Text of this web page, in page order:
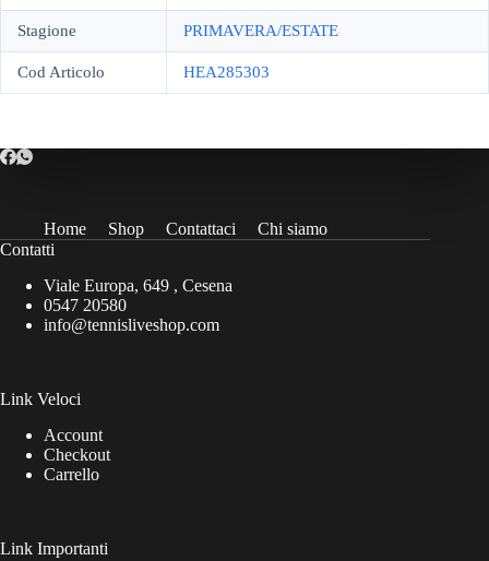
Stagione PRIMAVERA/ESTATE
Cod Articolo HEA285303
Home Shop Contattaci
Chi siamo
Contatti
Viale Europa, 649 , Cesena
0547 20580
info@tennisliveshop.com
Link Veloci
Account
Checkout
Carrello
Link Importanti